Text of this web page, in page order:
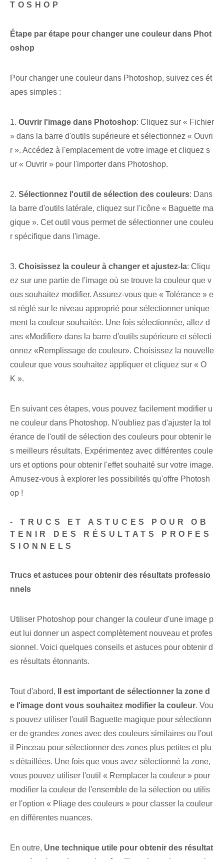
TOSHOP
Étape par étape pour changer une couleur dans Phot
oshop
Pour changer une couleur dans Photoshop, suivez ces ét
apes simples :
1. Ouvrir l'image dans Photoshop: Cliquez sur « Fichier
» dans la barre d'outils supérieure et sélectionnez « Ouvri
r ».⁢ Accédez à l'emplacement de votre image et cliquez s
ur « Ouvrir » pour l'importer dans Photoshop.
2. Sélectionnez l'outil de sélection des couleurs: Dans
la barre d'outils latérale, cliquez sur l'icône « Baguette ma
gique ». Cet outil ⁤vous permet⁢ de sélectionner une ⁤couleu
r spécifique dans‌ l'image.
3.⁤ Choisissez la couleur à changer et ajustez-la: Cliqu
ez sur une partie de l'image où se trouve la couleur que v
ous souhaitez modifier. Assurez-vous que « Tolérance » e
st réglé sur le niveau ⁤approprié‌ pour sélectionner unique
ment la ⁣couleur souhaitée.⁢ Une fois sélectionnée, allez d
ans «Modifier»⁤ dans la ⁤barre d'outils supérieure et sélecti
onnez ⁤«Remplissage de couleur». ⁣Choisissez la nouvelle
couleur que vous souhaitez appliquer et cliquez sur « O
K ».
En suivant ces étapes,⁢ vous pouvez facilement modifier u
ne couleur dans Photoshop. N'oubliez pas d'ajuster la tol
érance de l'outil de sélection des couleurs pour obtenir le
s meilleurs résultats. Expérimentez avec différentes coule
urs et options pour obtenir l'effet souhaité sur votre image.
Amusez-vous à explorer les possibilités qu'offre Photosh
op !
-‍ TRUCS ET ASTUCES POUR OB
TENIR DES RÉSULTATS PROFES
SIONNELS
Trucs et astuces pour obtenir des résultats professio
nnels
Utiliser Photoshop pour changer la couleur d'une image p
eut lui donner un aspect complètement nouveau et profes
sionnel. ⁣Voici quelques conseils ⁤et astuces pour obtenir ⁢d
es résultats étonnants.
Tout d'abord,
Il est important de ‌sélectionner la zone d
e l'image dont vous souhaitez modifier la couleur‍. Vou
s pouvez utiliser l'outil Baguette magique pour sélectionn
er de grandes zones avec des couleurs similaires ou l'out
il Pinceau pour sélectionner des zones plus petites et plu
s détaillées. Une fois que vous avez sélectionné la zone,
vous pouvez utiliser l'outil « Remplacer la couleur » pour
modifier la couleur de l'ensemble de la sélection ou utilis
er l'option « Pliage des couleurs » pour classer la couleur
en différentes nuances.
En outre, Une technique utile pour obtenir des résultat